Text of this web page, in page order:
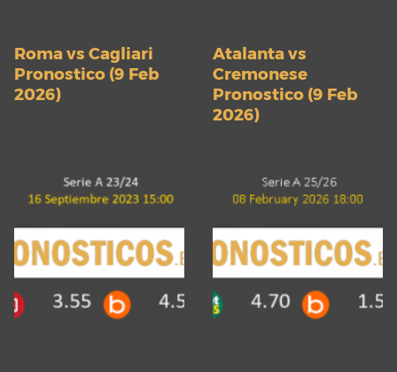
Roma vs Cagliari
Pronostico (9 Feb
2026)
Atalanta vs
Cremonese
Pronostico (9 Feb
2026)